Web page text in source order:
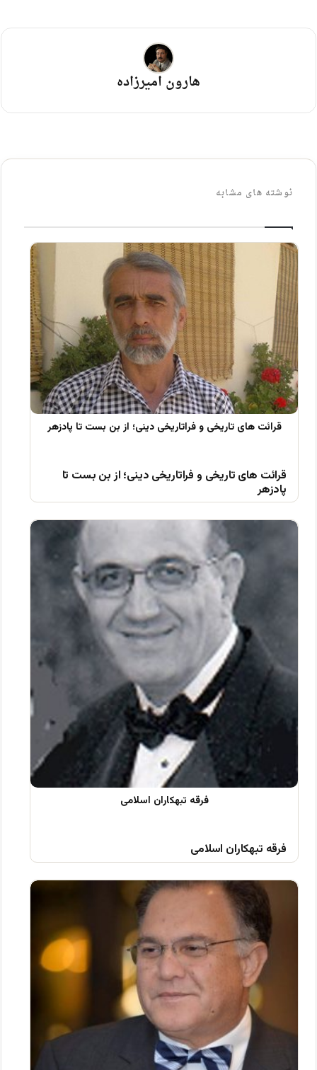
هارون امیرزاده
نوشته های مشابه
قرائت های تاریخی و فراتاریخی دینی؛ از بن بست تا
پادزهر
فرقه تبهکاران اسلامی